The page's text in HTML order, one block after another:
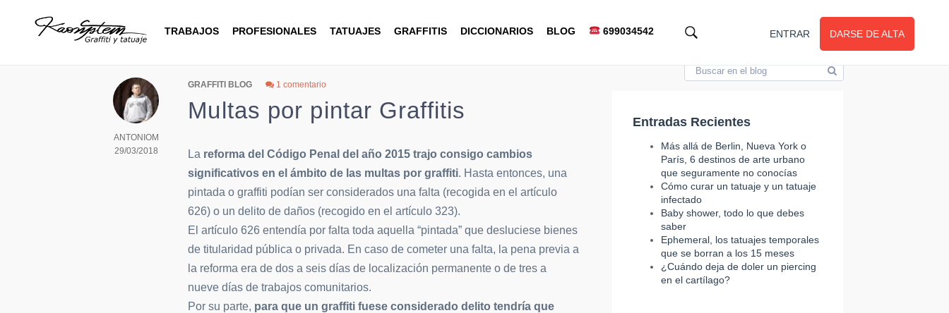
TRABAJOS PROFESIONALES TATUAJES GRAFFITIS DICCIONARIOS BLOG 699034542 ENTRAR DARSE DE ALTA
Blog
ANTONIOM
29/03/2018
GRAFFITI BLOG 1 comentario
Multas por pintar Graffitis
La reforma del Código Penal del año 2015 trajo consigo cambios
significativos en el ámbito de las multas por graffiti. Hasta entonces, una
pintada o graffiti podían ser considerados una falta (recogida en el artículo
626) o un delito de daños (recogido en el artículo 323).
El artículo 626 entendía por falta toda aquella “pintada” que desluciese bienes
de titularidad pública o privada. En caso de cometer una falta, la pena previa a
la reforma era de dos a seis días de localización permanente o de tres a
nueve días de trabajos comunitarios.
Por su parte, para que un graffiti fuese considerado delito tendría que
Entradas Recientes
Más allá de Berlin, Nueva York o
París, 6 destinos de arte urbano
que seguramente no conocías
Cómo curar un tatuaje y un tatuaje
infectado
Baby shower, todo lo que debes
saber
Ephemeral, los tatuajes temporales
que se borran a los 15 meses
¿Cuándo deja de doler un piercing
en el cartílago?